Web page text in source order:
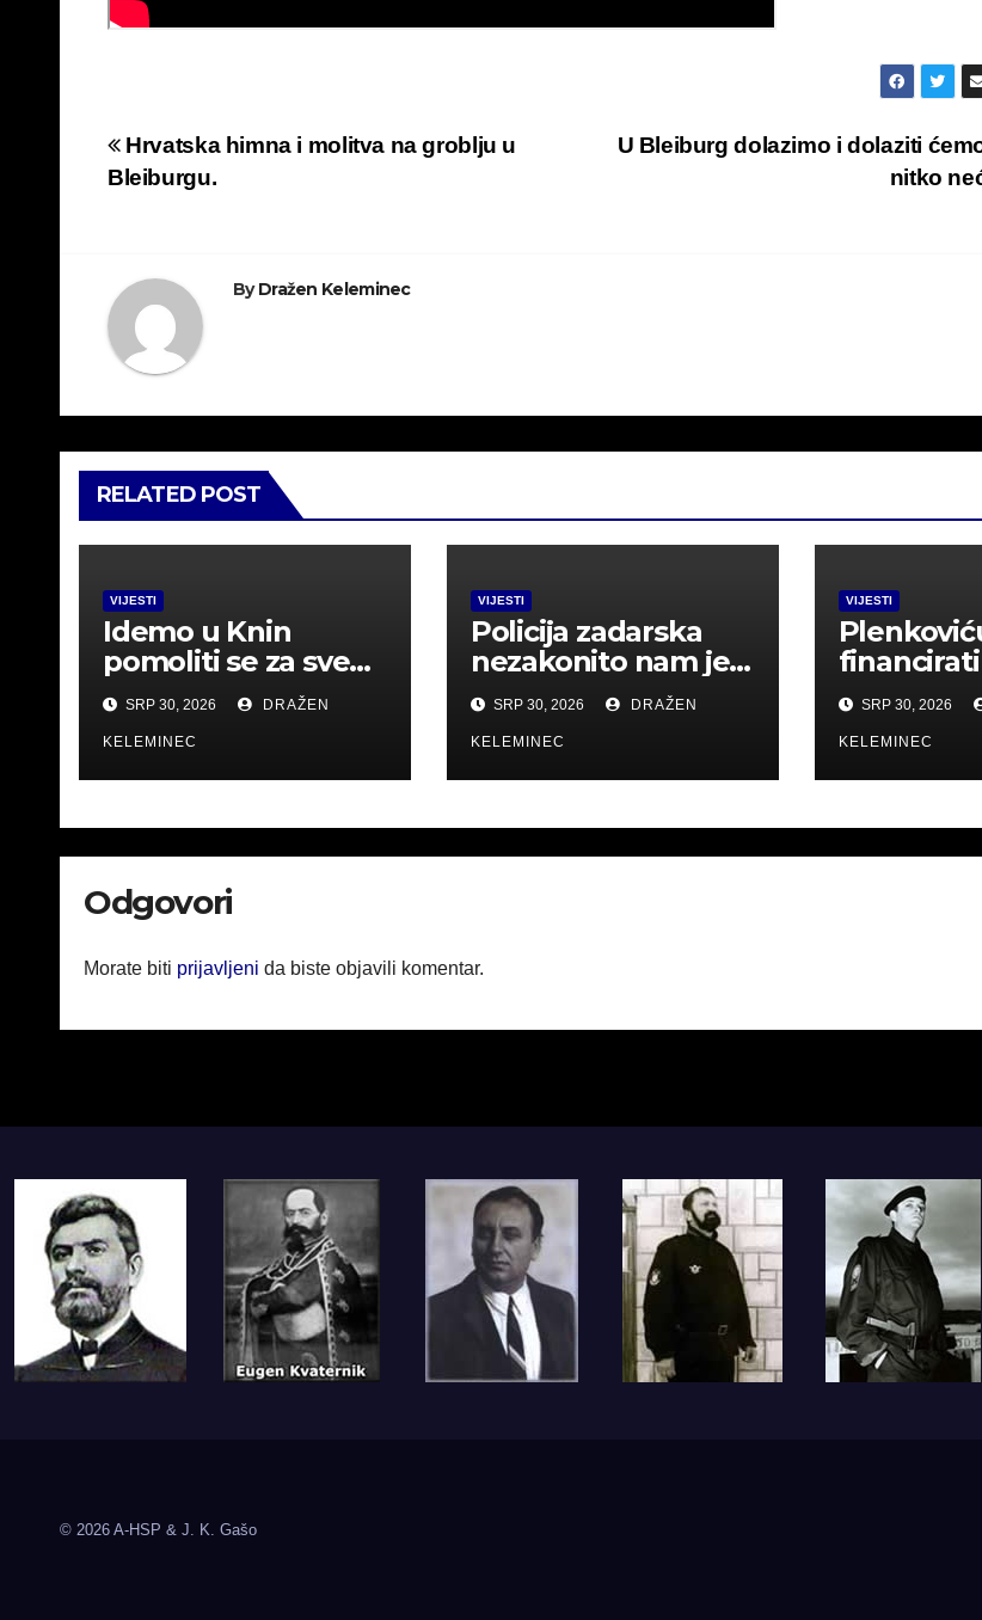
Navigacija
objava
U Bleiburg dolazimo i dolaziti
nitko
Hrvatska himna i molitva na groblju u
Bleiburgu.
ByDražen Keleminec
RELATED POST
VIJESTI
Idemo u Knin
pomoliti se za sve
koji su dali živote za
Hrvatsku.
SRP 30, 2026 DRAŽEN
KELEMINEC
VIJESTI
Policija zadarska
nezakonito nam je
zabranila javno
okupljanje u Srbu i
mislila uhititi
.Poslušajte
SRP 30, 2026 DRAŽEN
KELEMINEC
VIJESTI
četničke
SRP 30, 2026
KELEMINEC
Odgovori
Morate biti prijavljeni da biste objavili komentar.
© 2026 A-HSP & J. K. Gašo